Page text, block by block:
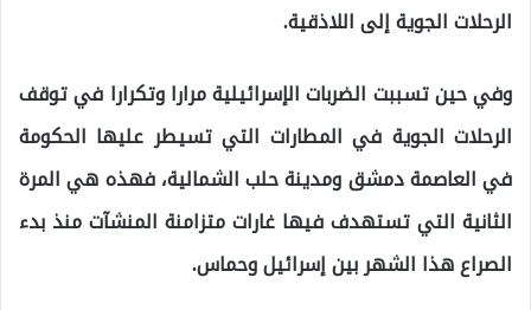
الرحلات الجوية إلى اللاذقية.
وفي حين تسببت الضربات الإسرائيلية مرارا وتكرارا في توقف
الرحلات الجوية في المطارات التي تسيطر عليها الحكومة
في العاصمة دمشق ومدينة حلب الشمالية، فهذه هي المرة
الثانية التي تستهدف فيها غارات متزامنة المنشآت منذ بدء
الصراع هذا الشهر بين إسرائيل وحماس.